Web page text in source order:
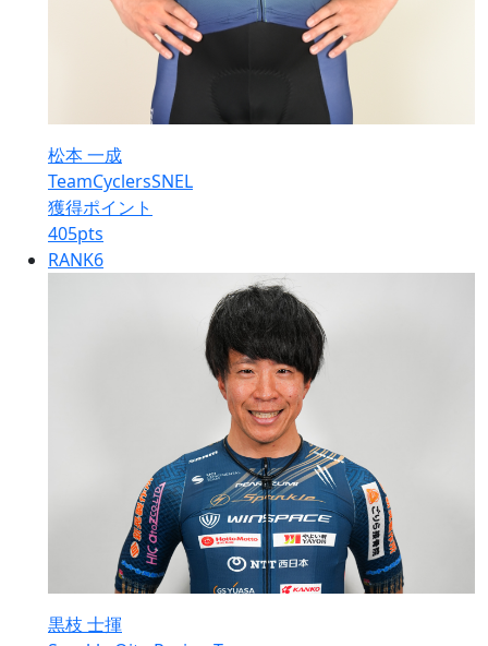
松本 一成
TeamCyclersSNEL
獲得ポイント
405pts
RANK6
黒枝 士揮